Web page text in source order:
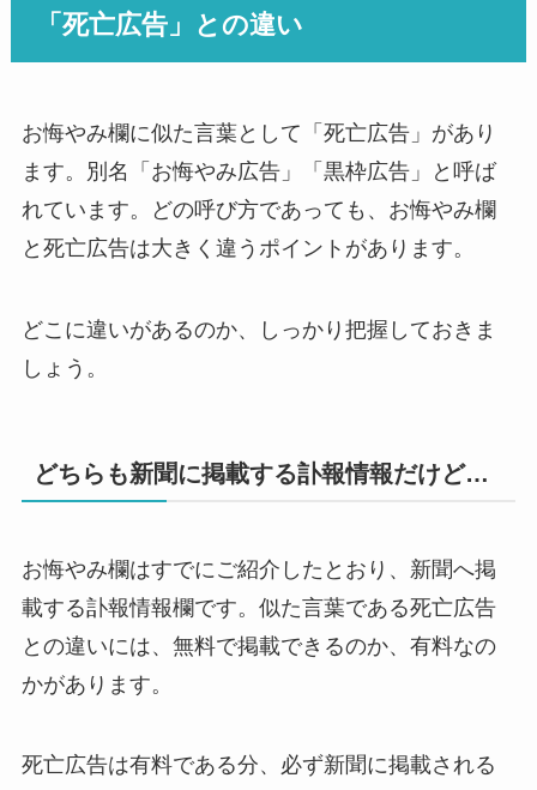
「死亡広告」との違い
お悔やみ欄に似た言葉として「死亡広告」があり
ます。別名「お悔やみ広告」「黒枠広告」と呼ば
れています。どの呼び方であっても、お悔やみ欄
と死亡広告は大きく違うポイントがあります。
どこに違いがあるのか、しっかり把握しておきま
しょう。
どちらも新聞に掲載する訃報情報だけど…
お悔やみ欄はすでにご紹介したとおり、新聞へ掲
載する訃報情報欄です。似た言葉である死亡広告
との違いには、無料で掲載できるのか、有料なの
かがあります。
死亡広告は有料である分、必ず新聞に掲載される